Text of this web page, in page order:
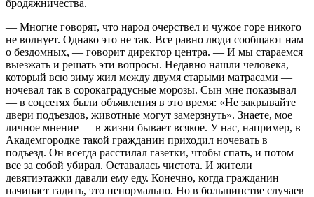
бродяжничества.
— Многие говорят, что народ очерствел и чужое горе никого
не волнует. Однако это не так. Все равно люди сообщают нам
о бездомных, — говорит директор центра. — И мы стараемся
выезжать и решать эти вопросы. Недавно нашли человека,
который всю зиму жил между двумя старыми матрасами —
ночевал так в сорокаградусные морозы. Сын мне показывал
— в соцсетях были объявления в это время: «Не закрывайте
двери подъездов, животные могут замерзнуть». Знаете, мое
личное мнение — в жизни бывает всякое. У нас, например, в
Академгородке такой гражданин приходил ночевать в
подъезд. Он всегда расстилал газетки, чтобы спать, и потом
все за собой убирал. Оставалась чистота. И жители
девятиэтажки давали ему еду. Конечно, когда гражданин
начинает гадить, это ненормально. Но в большинстве случаев